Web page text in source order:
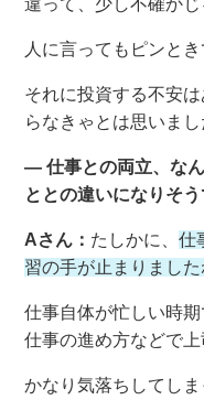
人に言ってもピンとき
それに投資する不安
らなきゃとは思いまし
― 仕事との両立、な
ととの違いになりそう
Aさん： たしかに、仕
習の手が止まりました
仕事自体が忙しい時
仕事の進め方などで
かなり気落ちしてし